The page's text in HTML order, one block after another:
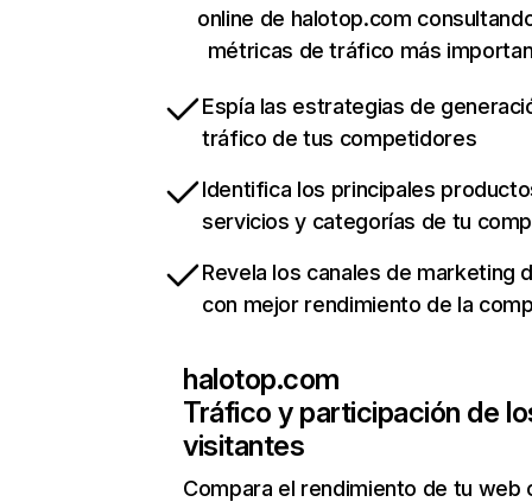
online de halotop.com
métricas de tráfico más
Espía las estrategias de
tráfico de tus competidores
Identifica los principales
servicios y categorías de tu
Revela los canales de marketing
con mejor rendimiento de la
halotop.com
Tráfico y participación de
visitantes
Compara el rendimiento de tu web